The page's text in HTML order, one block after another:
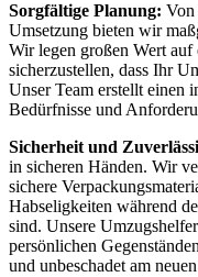
Sorgfältige Planung: Von
Umsetzung bieten wir
Wir legen großen Wert
sicherzustellen, dass Ihr
Unser Team erstellt einen
Bedürfnisse und
Sicherheit und
in sicheren Händen. Wir
sichere
Habseligkeiten während
sind. Unsere
persönlichen
und unbeschadet am